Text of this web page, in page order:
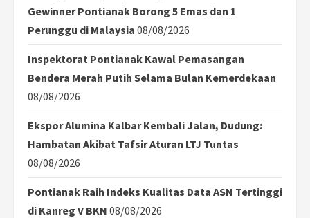
Gewinner Pontianak Borong 5 Emas dan 1
Perunggu di Malaysia 08/08/2026
Inspektorat Pontianak Kawal Pemasangan
Bendera Merah Putih Selama Bulan Kemerdekaan
08/08/2026
Ekspor Alumina Kalbar Kembali Jalan, Dudung:
Hambatan Akibat Tafsir Aturan LTJ Tuntas
08/08/2026
Pontianak Raih Indeks Kualitas Data ASN Tertinggi
di Kanreg V BKN 08/08/2026